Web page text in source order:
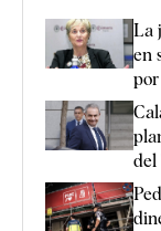
La
en
del